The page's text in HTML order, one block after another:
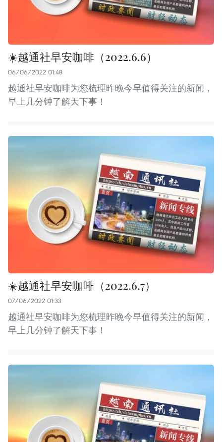
☀️越通社早安咖啡（2022.6.6）
06/06/2022 01:48
越通社早安咖啡为您梳理昨晚今早值得关注的新闻，
早上几分钟了解天下事！
☀️越通社早安咖啡（2022.6.7）
07/06/2022 01:33
越通社早安咖啡为您梳理昨晚今早值得关注的新闻，
早上几分钟了解天下事！